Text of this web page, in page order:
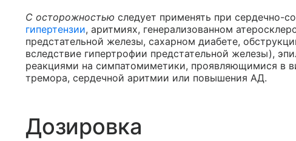
С осторожностью следует применять при сердечно-
гипертензии, аритмиях, генерализованном
предстательной железы, сахарном диабете,
вследствие гипертрофии предстательной железы),
реакциями на симпатомиметики, проявляющимися в
тремора, сердечной аритмии или повышения АД.
Дозировка